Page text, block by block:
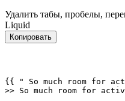
Удалить табы, пробелы,
Liquid
Копировать
{{ " So much room
>> So much room for